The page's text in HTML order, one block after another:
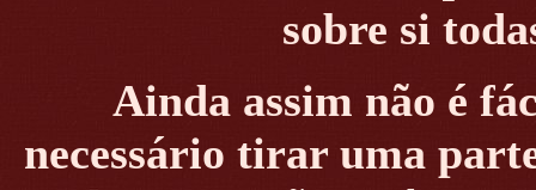
sobre si
Ainda assim não é
necessário tirar uma